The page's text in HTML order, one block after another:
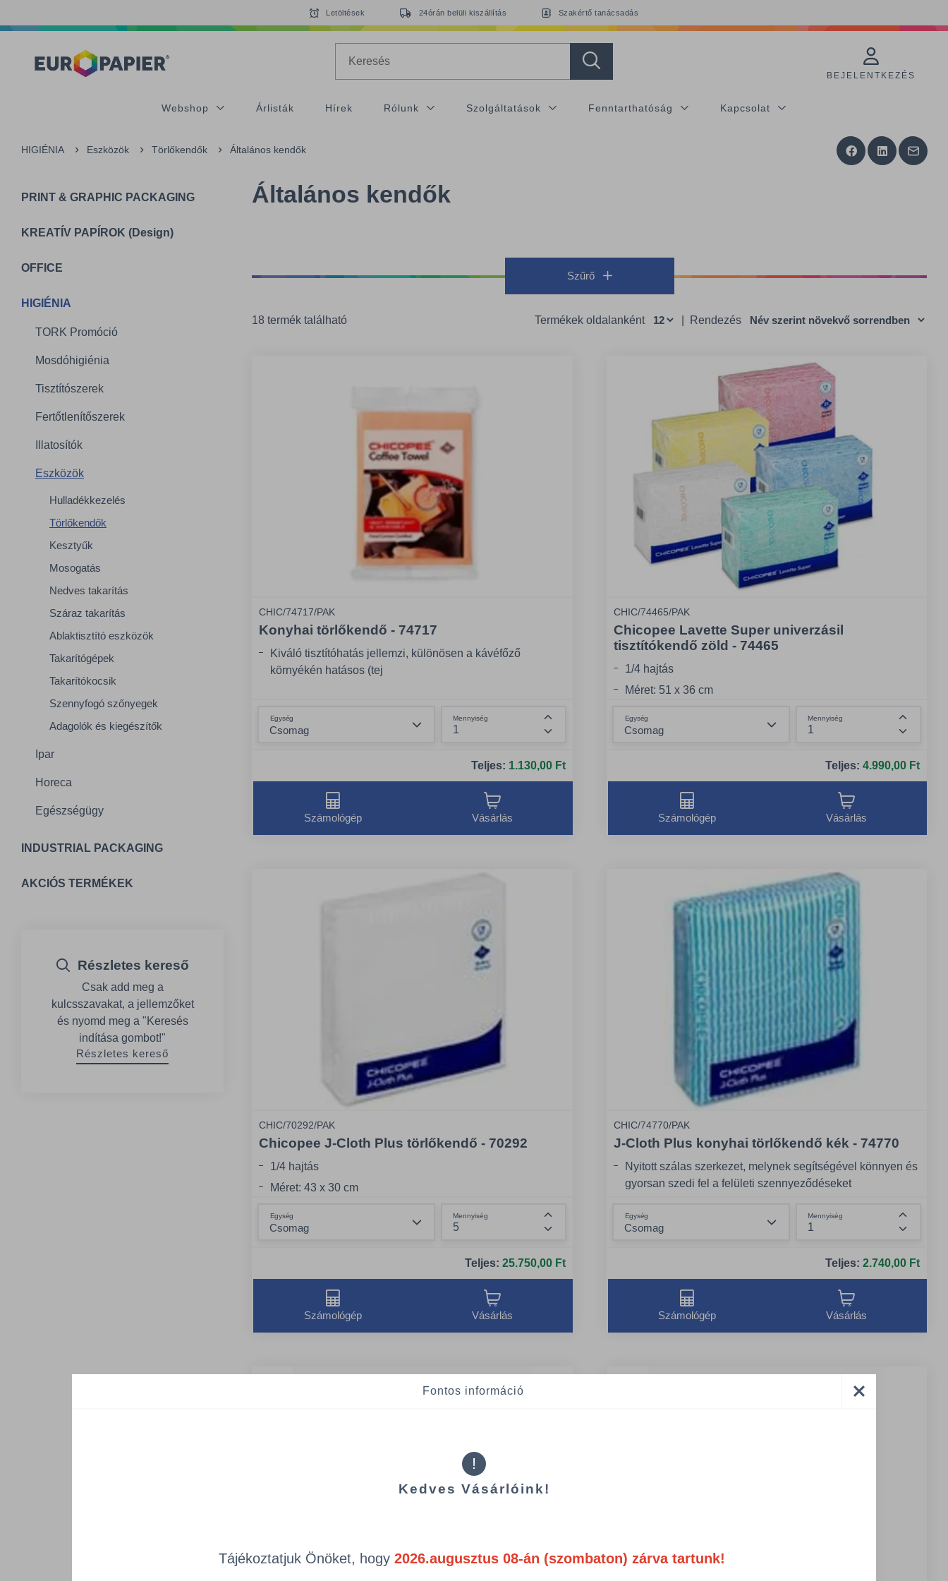
Letöltések 24órán belüli kiszállítás Szakértő tanácsadás
BEJELENTKEZÉS
Webshop Árlisták Hírek Rólunk Szolgáltatások Fenntarthatóság Kapcsolat
HIGIÉNIA Eszközök Törlőkendők Általános kendők
PRINT & GRAPHIC PACKAGING
KREATÍV PAPÍROK (Design)
OFFICE
HIGIÉNIA
TORK Promóció
Mosdóhigiénia
Tisztítószerek
Fertőtlenítőszerek
Illatosítók
Eszközök
Hulladékkezelés
Törlőkendők
Kesztyűk
Mosogatás
Nedves takarítás
Száraz takarítás
Ablaktisztító eszközök
Takarítógépek
Takarítókocsik
Szennyfogó szőnyegek
Adagolók és kiegészítők
Ipar
Horeca
Egészségügy
INDUSTRIAL PACKAGING
AKCIÓS TERMÉKEK
Részletes kereső
Csak add meg a
kulcsszavakat, a jellemzőket
és nyomd meg a "Keresés
indítása gombot!"
Részletes kereső
Általános kendők
Szűrő
18 termék található Termékek oldalanként Rendezés
CHIC/74717/PAK
Konyhai törlőkendő - 74717
Kiváló tisztítóhatás jellemzi, különösen a kávéfőző
környékén hatásos (tej
250 °C-ig hőálló
Egység Mennyiség
Összeg növelése
Teljes: 1.130,00 Ft
Számológép Vásárlás
CHIC/74465/PAK
Chicopee Lavette Super univerzásil
tisztítókendő zöld - 74465
1/4 hajtás
Méret: 51 x 36 cm
Egység Mennyiség
Összeg
Teljes: 4.990,00 Ft
Számológép Vásárlás
CHIC/70292/PAK
Chicopee J-Cloth Plus törlőkendő - 70292
1/4 hajtás
Méret: 43 x 30 cm
Egység Mennyiség
Összeg növelése
Teljes: 25.750,00 Ft
Számológép Vásárlás
CHIC/74770/PAK
J-Cloth Plus konyhai törlőkendő kék - 74770
Nyitott szálas szerkezet, melynek segítségével könnyen és
gyorsan szedi fel a felületi szennyeződéseket
marad
Egység Mennyiség
Összeg
Teljes: 2.740,00 Ft
Számológép Vásárlás
Fontos információ
!
Kedves Vásárlóink!
Tájékoztatjuk Önöket, hogy 2026.augusztus 08-án (szombaton) zárva tartunk!